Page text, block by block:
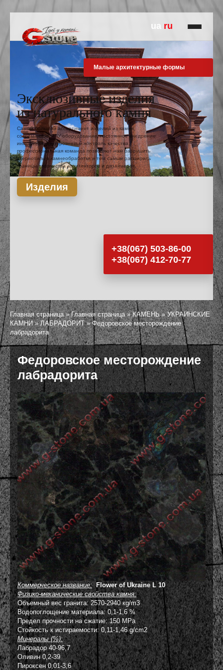
ua ru
Эксклюзивные изделия
из натурального камня
Самый большой ассортимент изделий из камня,
современное ЧПУ оборудование, постоянное внедрение
инноваций, двухуровневый контроль качества,
профессиональная команда позволяют нам разрушить
стереотипы в камнеобработке и тем самым расширить
границы творчества архитекторов и дизайнеров.
Изделия
+38(067) 503-86-00
+38(067) 412-70-77
Малые архитектурные формы
Главная страница»Главная страница»КАМЕНЬ»УКРАИНСКИЕ
КАМНИ»ЛАБРАДОРИТ»Федоровское месторождение
лабрадорита
Федоровское месторождение
лабрадорита
Коммерческое название:
Flower of Ukraine L 10
Физико-механические свойства камня:
Объемный вес гранита: 2570-2940 кg/m3
Водопоглощение материала: 0,1-1,6 %
Предел прочности на сжатие: 150 MPa
Стойкость к истираемости: 0,11-1,46 g/cm2
Минералы (%):
Лабрадор 40-96,7
Оливин 0,2-39
Пироксен 0,01-3,6